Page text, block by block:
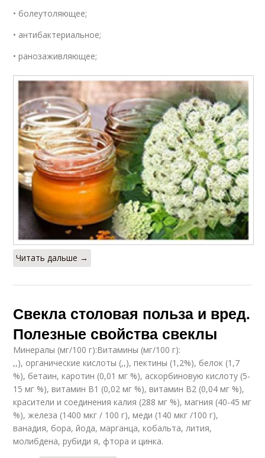
• болеутоляющее;
• антибактериальное;
• ранозаживляющее;
Читать дальше →
Свекла столовая польза и вред.
Полезные свойства свеклы
Минералы (мг/100 г):Витамины (мг/100 г):
,,), органические кислоты (,,), пектины (1,2%), белок (1,7
%), бетаин, каротин (0,01 мг %), аскорбиновую кислоту (5-
15 мг %), витамин В1 (0,02 мг %), витамин В2 (0,04 мг %),
красители и соединения калия (288 мг %), магния (40-45 мг
%), железа (1400 мкг / 100 г), меди (140 мкг /100 г),
ванадия, бора, йода, марганца, кобальта, лития,
молибдена, рубиди я, фтора и цинка.